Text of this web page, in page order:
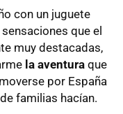
con un juguete
que el
muy destacadas,
la aventura que
por España
familias hacían.